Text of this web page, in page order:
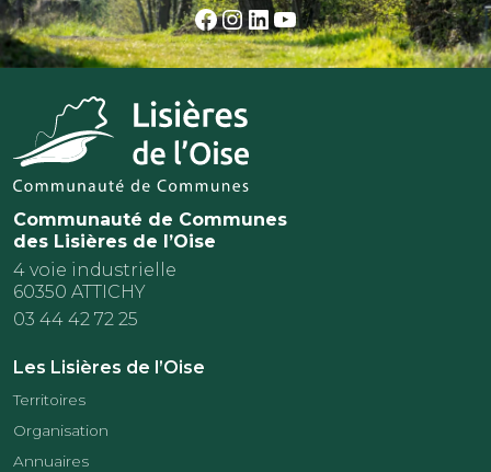
Facebook
Instagram
LinkedIn
YouTube
Communauté de Communes
des Lisières de l’Oise
4 voie industrielle
60350 ATTICHY
03 44 42 72 25
Les Lisières de l’Oise
Territoires
Organisation
Annuaires